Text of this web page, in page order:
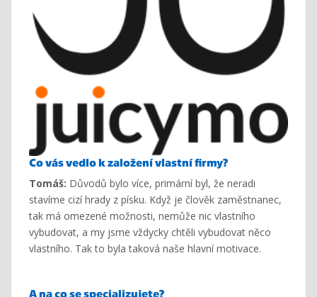
Co vás vedlo k založení vlastní firmy?
Tomáš: Důvodů bylo více, primární byl, že neradi
stavíme cizí hrady z písku. Když je člověk zaměstnanec,
tak má omezené možnosti, nemůže nic vlastního
vybudovat, a my jsme vždycky chtěli vybudovat něco
vlastního. Tak to byla taková naše hlavní motivace.
A na co se specializujete?